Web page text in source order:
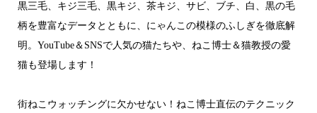
黒三毛、キジ三毛、黒キジ、茶キジ、サビ、ブチ、白、黒の毛
柄を豊富なデータとともに、にゃんこの模様のふしぎを徹底解
明。YouTube＆SNSで人気の猫たちや、ねこ博士＆猫教授の愛
猫も登場します！
街ねこウォッチングに欠かせない！ねこ博士直伝のテクニック